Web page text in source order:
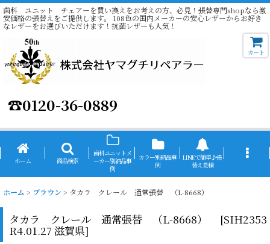
歯科 ユニット チェアーを買い換えをお考えの方、必見！張替専門shopなら激
安価格の張替えをご提供します。 108色の国内メーカーの安心レザーからお好き
なレザーをお選びいただけます！抗菌レザーも人気！
☎0120-36-0889
カート
ホーム 商品検索
歯科ユニットメ
ーカー別納品事
例
カラー別納品事
例
LINEで簡単♪張
替え見積
ホーム > ブラウン > タカラ クレール 通常張替 （L-8668）
タカラ クレール 通常張替 （L-8668） [SIH2353
R4.01.27 滋賀県]